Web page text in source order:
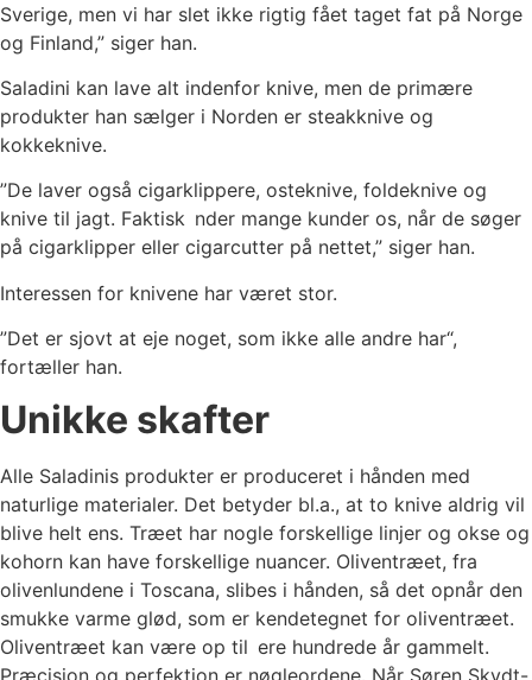
Sverige, men vi har slet ikke rigtig fået taget fat på Norge
og Finland,” siger han.
Saladini kan lave alt indenfor knive, men de primære
produkter han sælger i Norden er steakknive og
kokkeknive.
”De laver også cigarklippere, osteknive, foldeknive og
knive til jagt. Faktisk nder mange kunder os, når de søger
på cigarklipper eller cigarcutter på nettet,” siger han.
Interessen for knivene har været stor.
”Det er sjovt at eje noget, som ikke alle andre har“,
fortæller han.
Unikke skafter
Alle Saladinis produkter er produceret i hånden med
naturlige materialer. Det betyder bl.a., at to knive aldrig vil
blive helt ens. Træet har nogle forskellige linjer og okse og
kohorn kan have forskellige nuancer. Oliventræet, fra
olivenlundene i Toscana, slibes i hånden, så det opnår den
smukke varme glød, som er kendetegnet for oliventræet.
Oliventræet kan være op til ere hundrede år gammelt.